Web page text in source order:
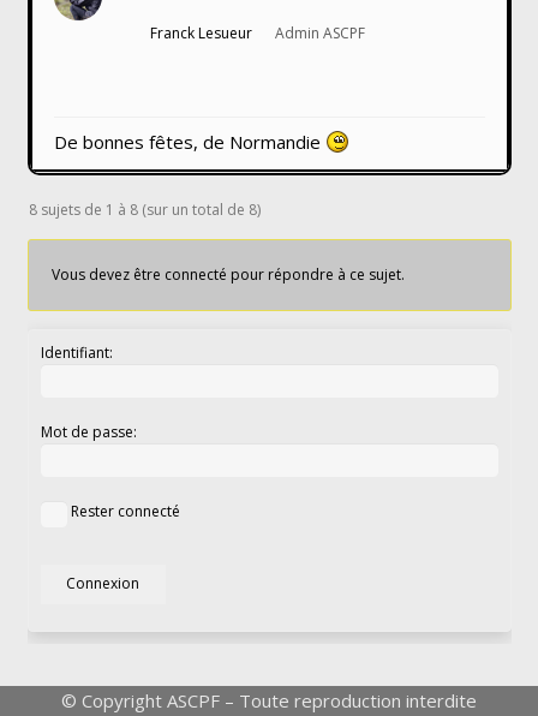
Franck Lesueur Admin ASCPF
De bonnes fêtes, de Normandie
8 sujets de 1 à 8 (sur un total de 8)
Vous devez être connecté pour répondre à ce sujet.
Identifiant:
Mot de passe:
Rester connecté
Connexion
© Copyright ASCPF – Toute reproduction interdite